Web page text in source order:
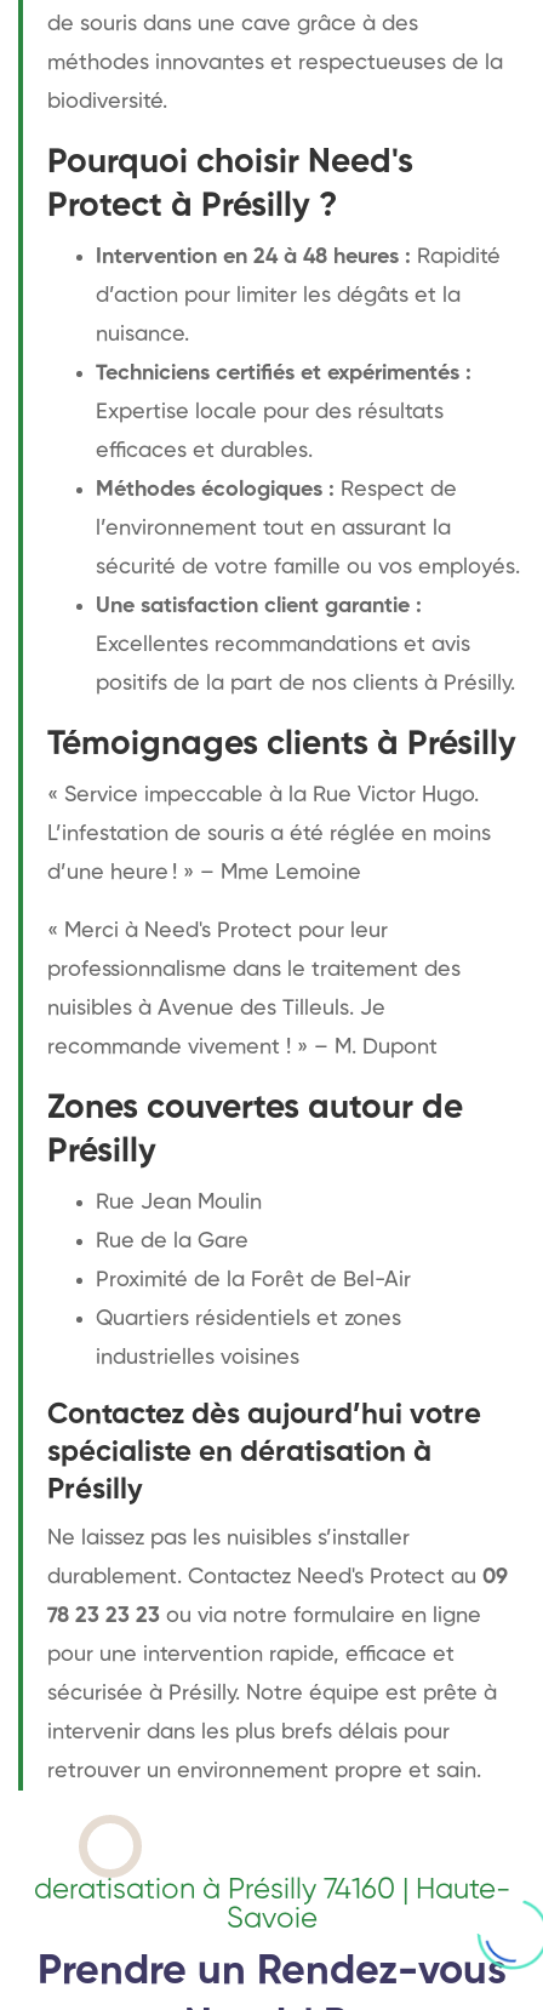
de souris dans une cave grâce à des
méthodes innovantes et respectueuses de la
biodiversité.
Pourquoi choisir Need's
Protect à Présilly ?
Intervention en 24 à 48 heures : Rapidité
d’action pour limiter les dégâts et la
nuisance.
Techniciens certifiés et expérimentés :
Expertise locale pour des résultats
efficaces et durables.
Méthodes écologiques : Respect de
l’environnement tout en assurant la
sécurité de votre famille ou vos employés.
Une satisfaction client garantie :
Excellentes recommandations et avis
positifs de la part de nos clients à Présilly.
Témoignages clients à Présilly
« Service impeccable à la Rue Victor Hugo.
L’infestation de souris a été réglée en moins
d’une heure ! » – Mme Lemoine
« Merci à Need's Protect pour leur
professionnalisme dans le traitement des
nuisibles à Avenue des Tilleuls. Je
recommande vivement ! » – M. Dupont
Zones couvertes autour de
Présilly
Rue Jean Moulin
Rue de la Gare
Proximité de la Forêt de Bel-Air
Quartiers résidentiels et zones
industrielles voisines
Contactez dès aujourd’hui votre
spécialiste en dératisation à
Présilly
Ne laissez pas les nuisibles s’installer
durablement. Contactez Need's Protect au 09
78 23 23 23 ou via notre formulaire en ligne
pour une intervention rapide, efficace et
sécurisée à Présilly. Notre équipe est prête à
intervenir dans les plus brefs délais pour
retrouver un environnement propre et sain.
deratisation à Présilly 74160 | Haute-
Savoie
Prendre un Rendez-vous